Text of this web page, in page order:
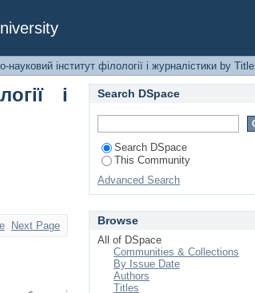
журналістики by Title
науковий інститут філології і журналістики by Title
і
Next Page
Search DSpace
Search DSpace
This Community
Advanced Search
Browse
All of DSpace
Communities & Collections
By Issue Date
Authors
Titles